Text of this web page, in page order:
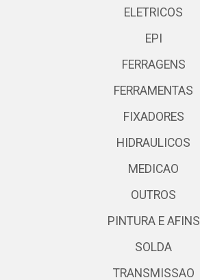
ELETRICOS
EPI
FERRAGENS
FERRAMENTAS
FIXADORES
HIDRAULICOS
MEDICAO
OUTROS
PINTURA E AFINS
SOLDA
TRANSMISSAO